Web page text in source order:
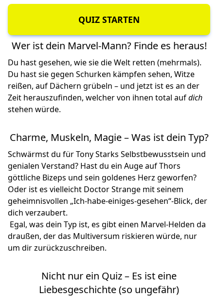
QUIZ STARTEN
Wer ist dein Marvel-Mann? Finde es heraus!
Du hast gesehen, wie sie die Welt retten (mehrmals).
Du hast sie gegen Schurken kämpfen sehen, Witze
reißen, auf Dächern grübeln – und jetzt ist es an der
Zeit herauszufinden, welcher von ihnen total aufdich
stehen würde.
Charme, Muskeln, Magie – Was ist dein Typ?
Schwärmst du für Tony Starks Selbstbewusstsein und
genialen Verstand? Hast du ein Auge auf Thors
göttliche Bizeps und sein goldenes Herz geworfen?
Oder ist es vielleicht Doctor Strange mit seinem
geheimnisvollen „Ich-habe-einiges-gesehen“-Blick, der
dich verzaubert.
Egal, was dein Typ ist, es gibt einen Marvel-Helden da
draußen, der das Multiversum riskieren würde, nur
um dir zurückzuschreiben.
Nicht nur ein Quiz – Es ist eine
Liebesgeschichte (so ungefähr)